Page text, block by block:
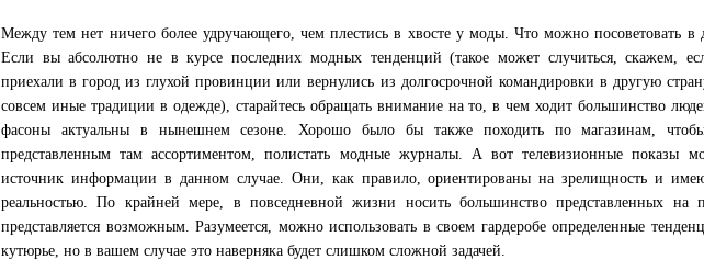
Между тем нет ничего более удручающего, чем плестись в хвосте у моды. Что можно посоветовать в
Если вы абсолютно не в курсе последних модных тенденций (такое может случиться, скажем,
приехали в город из глухой провинции или вернулись из долгосрочной командировки в другую
совсем иные традиции в одежде), старайтесь обращать внимание на то, в чем ходит большинство
фасоны актуальны в нынешнем сезоне. Хорошо было бы также походить по магазинам, чтобы
представленным там ассортиментом, полистать модные журналы. А вот телевизионные
источник информации в данном случае. Они, как правило, ориентированы на зрелищность и
реальностью. По крайней мере, в повседневной жизни носить большинство представленных на
представляется возможным. Разумеется, можно использовать в своем гардеробе определенные
кутюрье, но в вашем случае это наверняка будет слишком сложной задачей.